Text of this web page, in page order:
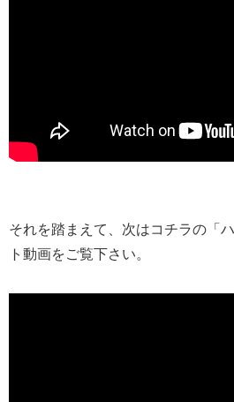
それを踏まえて、次はコチラの「
ト動画をご覧下さい。